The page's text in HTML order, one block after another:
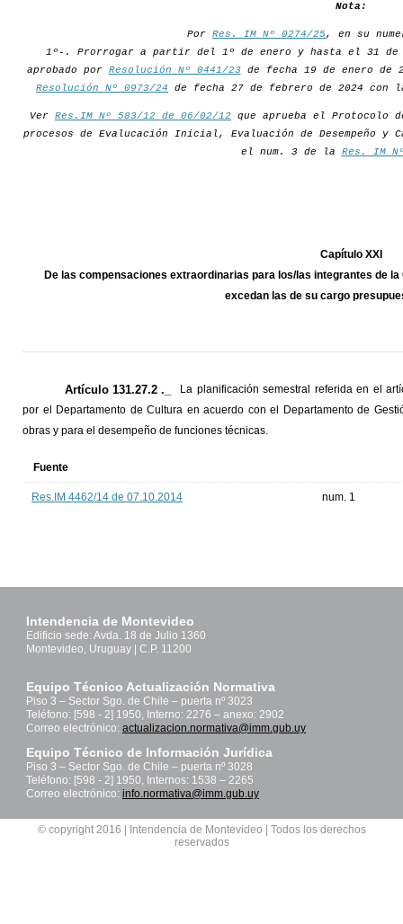
Nota:
Por Res. IM Nº 0274/25, en su
1º-. Prorrogar a partir del 1º de enero y hasta el 31 de
aprobado por Resolución Nº 0441/23de fecha 19 de enero de
Resolución Nº 0973/24 de fecha 27 de febrero de 2024 con
Ver Res.IM Nº 583/12 de 06/02/12 que aprueba el Protocolo
procesos de Evalucación Inicial, Evaluación de Desempeño
el num. 3 de la Res. IM
Capítulo XXI
De las compensaciones extraordinarias para los/las integrantes de
excedan las de su cargo
Artículo 131.27.2 ._
La planificación semestral referida en el
por el Departamento de Cultura en acuerdo con el Departamento de
obras y para el desempeño de funciones técnicas.
Fuente
Res.IM 4462/14 de 07.10.2014 num. 1
Intendencia de Montevideo
Edificio sede: Avda. 18 de Julio 1360
Montevideo, Uruguay | C.P. 11200
Equipo Técnico Actualización Normativa
Piso 3 – Sector Sgo. de Chile – puerta nº 3023
Teléfono: [598 - 2] 1950, Interno: 2276 – anexo: 2902
Correo electrónico: actualizacion.normativa@imm.gub.uy
Equipo Técnico de Información Jurídica
Piso 3 – Sector Sgo. de Chile – puerta nº 3028
Teléfono: [598 - 2] 1950, Internos: 1538 – 2265
Correo electrónico: info.normativa@imm.gub.uy
© copyright 2016 | Intendencia de Montevideo | Todos los derechos
reservados